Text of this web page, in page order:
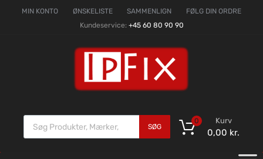
MIN KONTO ØNSKELISTE SAMMENLIGN
FØLG DIN ORDRE
Kundeservice: +45 60 80 90 90
SØG
Kurv
0,00 kr.
0